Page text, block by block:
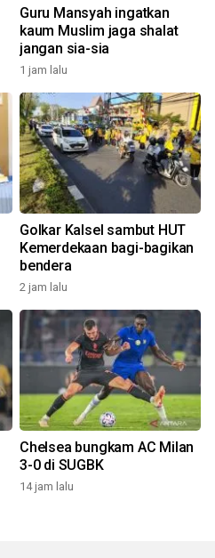
Guru Mansyah ingatkan
kaum Muslim jaga shalat
jangan sia-sia
1 jam lalu
Golkar Kalsel sambut HUT
Kemerdekaan bagi-bagikan
bendera
2 jam lalu
Chelsea bungkam AC Milan
3-0 di SUGBK
14 jam lalu